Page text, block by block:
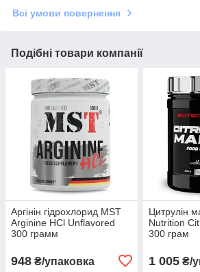
Всі умови повернення
Подібні товари компанії
Аргінін гідрохлорид MST
Arginine HCl Unflavored
300 грамм
948 ₴/упаковка
Цитрулін
Nutrition
300 грам
1 005₴/